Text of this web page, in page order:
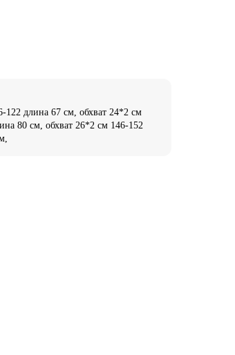
122 длина 67 см, обхват 24*2 см
80 см, обхват 26*2 см 146-152